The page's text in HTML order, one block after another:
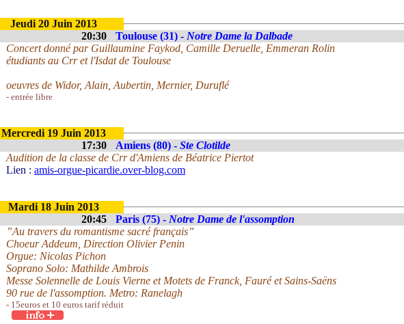
Jeudi 20 Juin 2013
20:30
Toulouse (31) - Notre Dame la Dalbade
Concert donné par Guillaumine Faykod, Camille Deruelle, Emmeran Rolin
étudiants au Crr et l'Isdat de Toulouse
oeuvres de Widor, Alain, Aubertin, Mernier, Duruflé
- entrée libre
Mercredi 19 Juin 2013
17:30
Amiens (80) - Ste Clotilde
Audition de la classe de Crr d'Amiens de Béatrice Piertot
Lien : amis-orgue-picardie.over-blog.com
Mardi 18 Juin 2013
20:45
Paris (75) - Notre Dame de l'assomption
”Au travers du romantisme sacré français”
Choeur Addeum, Direction Olivier Penin
Orgue: Nicolas Pichon
Soprano Solo: Mathilde Ambrois
Messe Solennelle de Louis Vierne et Motets de Franck, Fauré et Sains-Saëns
90 rue de l'assomption. Metro: Ranelagh
- 15euros et 10 euros tarif réduit